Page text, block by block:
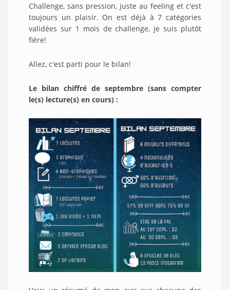
Challenge, sans pression, juste au feeling et c'est
toujours un plaisir. On est déjà à 7 catégories
validées sur 1 mois de challenge, je suis plutôt
fière!
Allez, c'est parti pour le bilan!
Le bilan chiffré de septembre (sans compter
le(s) lecture(s) en cours) :